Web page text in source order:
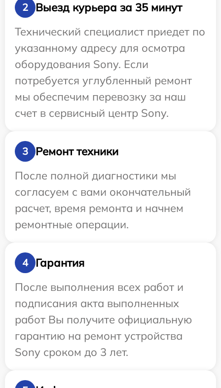
2
Выезд курьера за 35 минут
Технический специалист приедет по
указанному адресу для осмотра
оборудования Sony. Если
потребуется углубленный ремонт
мы обеспечим перевозку за наш
счет в сервисный центр Sony.
3
Ремонт техники
После полной диагностики мы
согласуем с вами окончательный
расчет, время ремонта и начнем
ремонтные операции.
4
Гарантия
После выполнения всех работ и
подписания акта выполненных
работ Вы получите официальную
гарантию на ремонт устройства
Sony сроком до 3 лет.